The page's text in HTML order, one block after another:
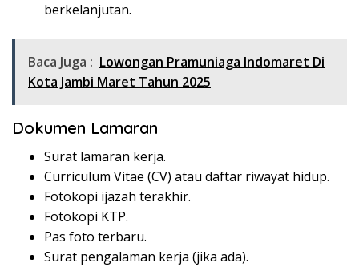
berkelanjutan.
Baca Juga : Lowongan Pramuniaga Indomaret Di
Kota Jambi Maret Tahun 2025
Dokumen Lamaran
Surat lamaran kerja.
Curriculum Vitae (CV) atau daftar riwayat hidup.
Fotokopi ijazah terakhir.
Fotokopi KTP.
Pas foto terbaru.
Surat pengalaman kerja (jika ada).